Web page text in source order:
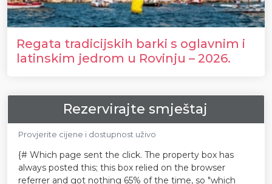
Regata tradicijskih barki s oglavnim i
latinskim jedrom u Rovinju – 2026.
Rezervirajte smještaj
Provjerite cijene i dostupnost uživo
{# Which page sent the click. The property box has
always posted this; this box relied on the browser
referrer and got nothing 65% of the time, so "which